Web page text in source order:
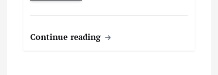
Continue reading